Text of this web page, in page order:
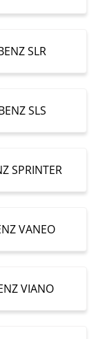
SLR
SLS
SPRINTER
VANEO
VIANO